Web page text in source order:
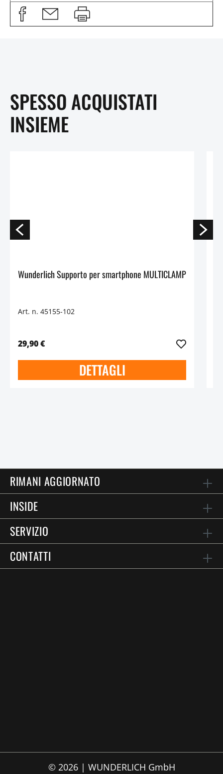
SPESSO ACQUISTATI
INSIEME
Wunderlich Supporto per smartphone MULTICLAMP
Art. n. 45155-102
29,90 €
DETTAGLI
RIMANI AGGIORNATO
INSIDE
SERVIZIO
CONTATTI
© 2026 | WUNDERLICH GmbH